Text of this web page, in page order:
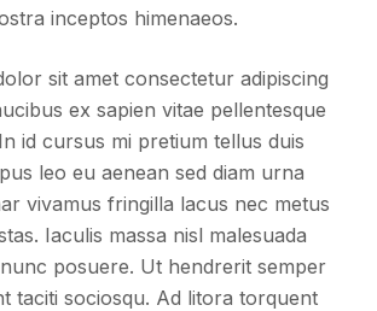
inceptos himenaeos.
sit amet consectetur adipiscing
ex sapien vitae pellentesque
id cursus mi pretium tellus duis
leo eu aenean sed diam urna
vivamus fringilla lacus nec metus
Iaculis massa nisl malesuada
posuere. Ut hendrerit semper
taciti sociosqu. Ad litora torquent